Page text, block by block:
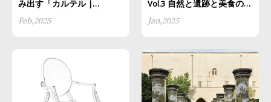
み出す「カルテル |
Kartell」| 未来への展望 |
2025
Feb,2025
Vol.3 自然と遺跡と美食の島
シチリア
Jan,2025